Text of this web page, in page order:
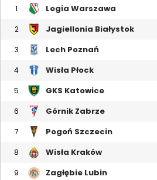
1 Legia Warszawa
2 Jagiellonia Białystok
3 Lech Poznań
4 Wisła Płock
5 GKS Katowice
6 Górnik Zabrze
7 Pogoń Szczecin
8 Wisła Kraków
9 Zagłębie Lubin